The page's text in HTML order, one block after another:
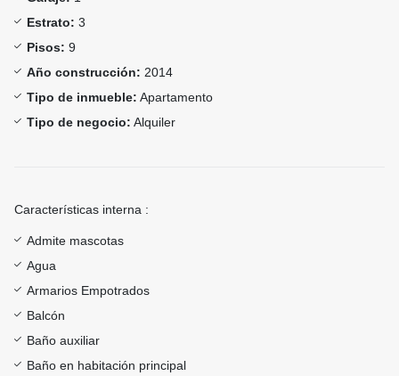
Estrato: 3
Pisos: 9
Año construcción: 2014
Tipo de inmueble: Apartamento
Tipo de negocio: Alquiler
Características interna :
Admite mascotas
Agua
Armarios Empotrados
Balcón
Baño auxiliar
Baño en habitación principal